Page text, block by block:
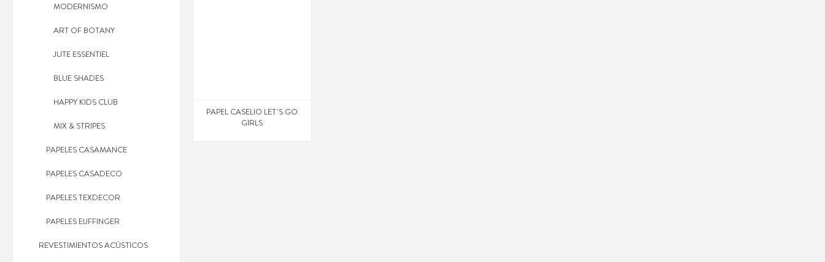
PAPEL CASELIO LET´S GO
GIRLS
MODERNISMO
ART OF BOTANY
JUTE ESSENTIEL
BLUE SHADES
HAPPY KIDS CLUB
MIX & STRIPES
PAPELES CASAMANCE
PAPELES CASADECO
PAPELES TEXDECOR
PAPELES EIJFFINGER
REVESTIMIENTOS ACÚSTICOS